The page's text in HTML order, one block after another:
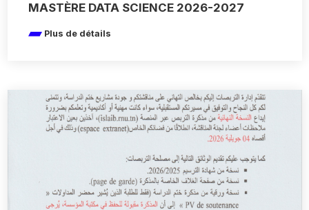
MASTÈRE DATA SCIENCE 2026-2027
Plus de détails